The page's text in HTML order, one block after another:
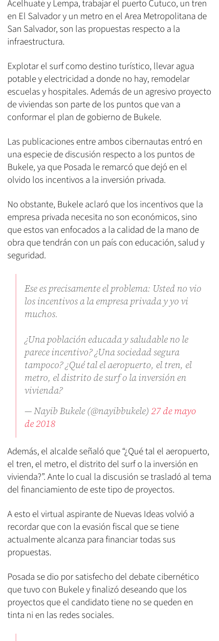
Acelhuate y Lempa, trabajar el puerto Cutuco, un tren
en El Salvador y un metro en el Area Metropolitana de
San Salvador, son las propuestas respecto a la
infraestructura.
Explotar el surf como destino turístico, llevar agua
potable y electricidad a donde no hay, remodelar
escuelas y hospitales. Además de un agresivo proyecto
de viviendas son parte de los puntos que van a
conformar el plan de gobierno de Bukele.
Las publicaciones entre ambos cibernautas entró en
una especie de discusión respecto a los puntos de
Bukele, ya que Posada le remarcó que dejó en el
olvido los incentivos a la inversión privada.
No obstante, Bukele aclaró que los incentivos que la
empresa privada necesita no son económicos, sino
que estos van enfocados a la calidad de la mano de
obra que tendrán con un país con educación, salud y
seguridad.
Ese es precisamente el problema: Usted no vio
los incentivos a la empresa privada y yo vi
muchos.
¿Una población educada y saludable no le
parece incentivo? ¿Una sociedad segura
tampoco? ¿Qué tal el aeropuerto, el tren, el
metro, el distrito de surf o la inversión en
vivienda?
— Nayib Bukele (@nayibbukele)27 de mayo
de 2018
Además, el alcalde señaló que “¿Qué tal el aeropuerto,
el tren, el metro, el distrito del surf o la inversión en
vivienda?”. Ante lo cual la discusión se trasladó al tema
del financiamiento de este tipo de proyectos.
A esto el virtual aspirante de Nuevas Ideas volvió a
recordar que con la evasión fiscal que se tiene
actualmente alcanza para financiar todas sus
propuestas.
Posada se dio por satisfecho del debate cibernético
que tuvo con Bukele y finalizó deseando que los
proyectos que el candidato tiene no se queden en
tinta ni en las redes sociales.